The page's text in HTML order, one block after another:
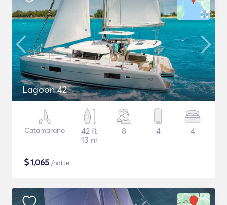
Lagoon 42
Catamarano
42 ft
13 m
8 4 4
$1,065 /notte